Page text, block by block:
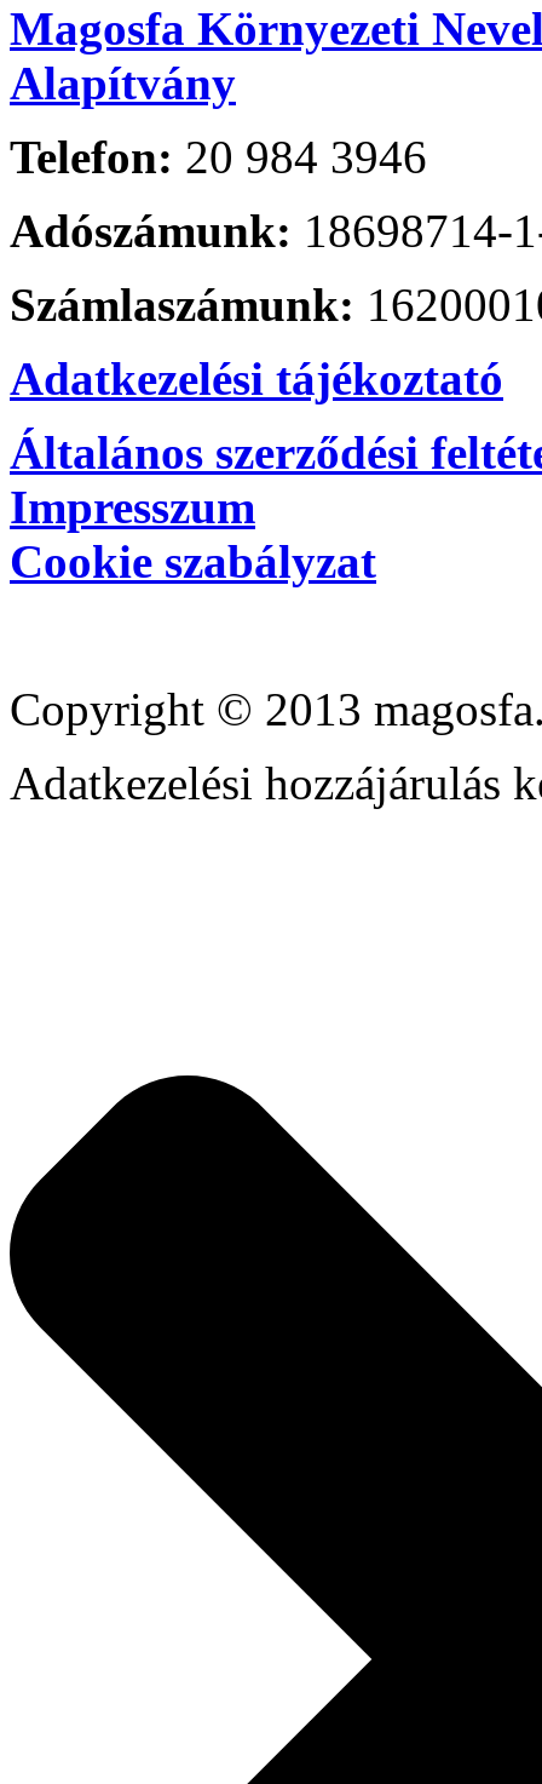
Magosfa Környezeti
Alapítvány
Telefon: 20 984 3946
Adószámunk: 18698714-
Számlaszámunk:
Adatkezelési tájékoztató
Általános szerződési
Impresszum
Cookie szabályzat
Copyright © 2013
Adatkezelési hozzájárulás